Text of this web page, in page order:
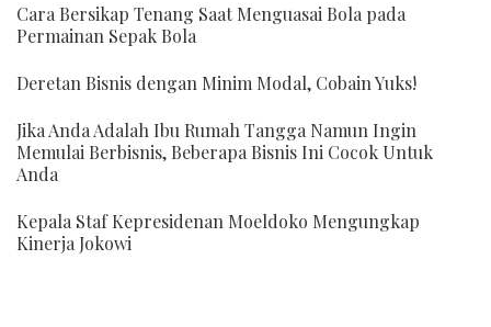
Cara Bersikap Tenang Saat Menguasai Bola pada
Permainan Sepak Bola
Deretan Bisnis dengan Minim Modal, Cobain Yuks!
Jika Anda Adalah Ibu Rumah Tangga Namun Ingin
Memulai Berbisnis, Beberapa Bisnis Ini Cocok Untuk
Anda
Kepala Staf Kepresidenan Moeldoko Mengungkap
Kinerja Jokowi